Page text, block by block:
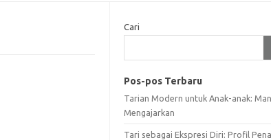
Cari
Pos-pos Terbaru
Tarian Modern untuk Anak-anak:
Mengajarkan
Tari sebagai Ekspresi Diri: Profil